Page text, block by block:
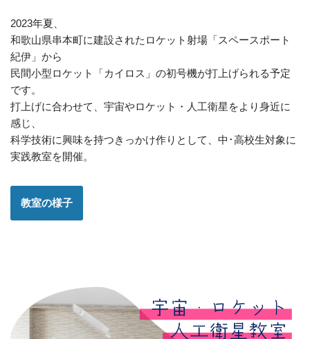
2023年夏、
和歌山県串本町に建設されたロケット射場「スペースポート
紀伊」から
民間小型ロケット「カイロス」の初号機が打上げられる予定
です。
打上げに合わせて、宇宙やロケット・人工衛星をより身近に
感じ、
科学技術に興味を持つきっかけ作りとして、中･高校生対象に
実践教室を開催。
教室の様子